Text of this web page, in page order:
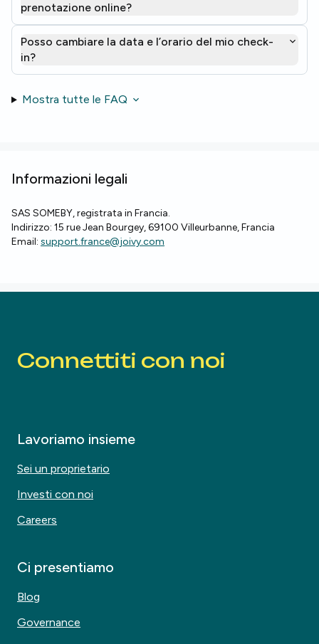
prenotazione online?
Posso cambiare la data e l’orario del mio check-
in?
Mostra tutte le FAQ
Informazioni legali
SAS SOMEBY, registrata in Francia.
Indirizzo: 15 rue Jean Bourgey, 69100 Villeurbanne, Francia
Email: support.france@joivy.com
Connettiti con noi
Lavoriamo insieme
Sei un proprietario
Investi con noi
Careers
Ci presentiamo
Blog
Governance